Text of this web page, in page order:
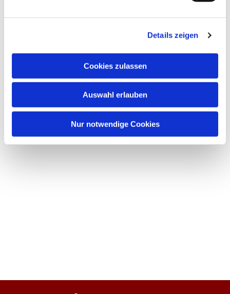
Details zeigen
Cookies zulassen
Auswahl erlauben
Nur notwendige Cookies